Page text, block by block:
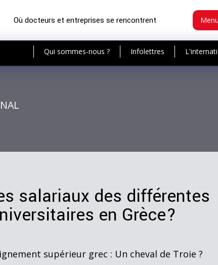
Où docteurs et entreprises se rencontrent Menu
Qui sommes-nous ? Infolettres
salariaux des différentes
en Grèce?
supérieur grec : Un cheval de Troie ?